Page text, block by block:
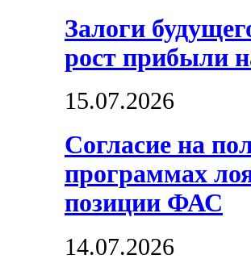
Залоги
рост прибыли
15.07.2026
Согласие на
программах
позиции ФАС
14.07.2026